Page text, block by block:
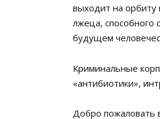
выходит на орбиту
лжеца, способного
будущем
Криминальные
«антибиотики»,
Добро пожаловать